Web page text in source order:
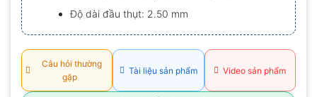
Độ dài đầu thụt: 2.50 mm
Câu hỏi thường
gặp
Tài liệu sản phẩm Video sản phẩm